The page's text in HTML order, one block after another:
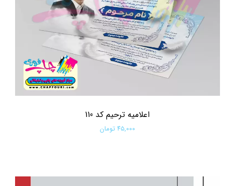
اعلامیه ترحیم کد 110
۴۵,۰۰۰ تومان